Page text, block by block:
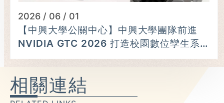
2026 / 06 / 01
【中興大學公關中心】中興大學團隊前進
NVIDIA GTC 2026 打造校園數位孿生系
統 黃仁勳親簽巡檢車肯定研發成果
相關連結